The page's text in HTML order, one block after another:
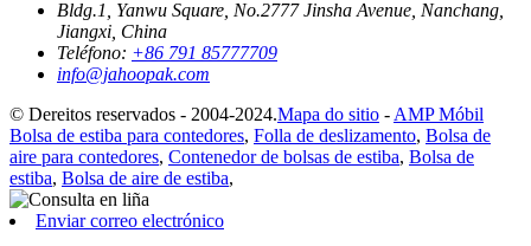
Bldg.1, Yanwu Square, No.2777 Jinsha Avenue, Nanchang,
Jiangxi, China
Teléfono: +86 791 85777709
info@jahoopak.com
© Dereitos reservados - 2004-2024.Mapa do sitio - AMP Móbil
Bolsa de estiba para contedores, Folla de deslizamento, Bolsa de
aire para contedores, Contenedor de bolsas de estiba, Bolsa de
estiba, Bolsa de aire de estiba,
Enviar correo electrónico